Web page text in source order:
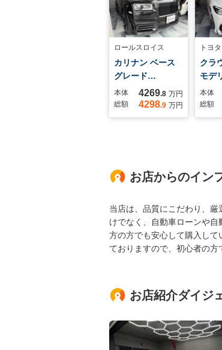
ロールスロイス
カリナン ベース
グレード…
本体 4269.8 万円
総額
4298.9 万円
トヨタ
クラ
モデ
本体
総額
お店からのイン
当店は、品質にこだわり、
けでなく、自動車ローンや
方の方でも安心して購入し
ておりますので、初心者の方
お店紹介ダイジ